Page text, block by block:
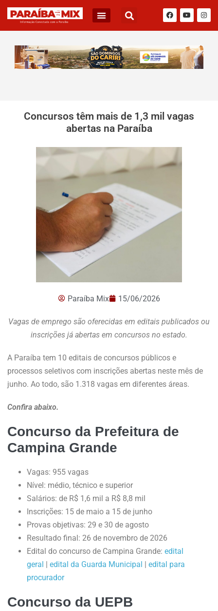
Concursos têm mais de 1,3 mil vagas
abertas na Paraíba
Paraíba Mix 15/06/2026
Vagas de emprego são oferecidas em editais publicados ou
inscrições já abertas em concursos no estado.
A Paraíba tem 10 editais de concursos públicos e
processos seletivos com inscrições abertas neste mês de
junho. Ao todo, são 1.318 vagas em diferentes áreas.
Confira abaixo.
Concurso da Prefeitura de
Campina Grande
Vagas: 955 vagas
Nível: médio, técnico e superior
Salários: de R$ 1,6 mil a R$ 8,8 mil
Inscrições: 15 de maio a 15 de junho
Provas objetivas: 29 e 30 de agosto
Resultado final: 26 de novembro de 2026
Edital do concurso de Campina Grande: edital
geral | edital da Guarda Municipal | edital para
procurador
Concurso da UEPB